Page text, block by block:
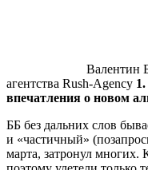
Валентин
агентства Rush-Agency
впечатления о новом
ББ без дальних слов
и «частичный»
марта, затронул многих.